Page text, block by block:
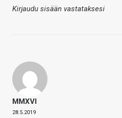
Kirjaudu sisään vastataksesi
MMXVI
28.5.2019